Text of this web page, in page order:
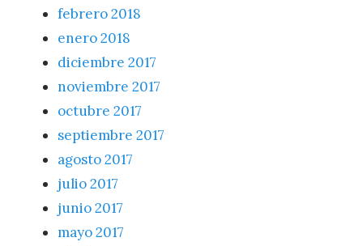
febrero 2018
enero 2018
diciembre 2017
noviembre 2017
octubre 2017
septiembre 2017
agosto 2017
julio 2017
junio 2017
mayo 2017